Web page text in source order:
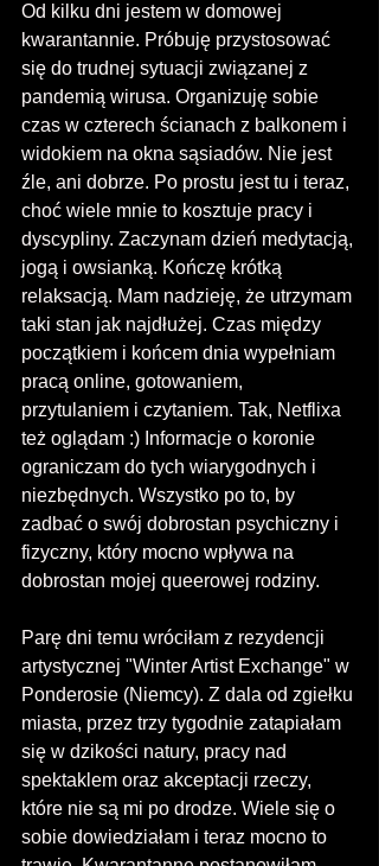
Od kilku dni jestem w domowej
kwarantannie. Próbuję przystosować
się do trudnej sytuacji związanej z
pandemią wirusa. Organizuję sobie
czas w czterech ścianach z balkonem i
widokiem na okna sąsiadów. Nie jest
źle, ani dobrze. Po prostu jest tu i teraz,
choć wiele mnie to kosztuje pracy i
dyscypliny. Zaczynam dzień medytacją,
jogą i owsianką. Kończę krótką
relaksacją. Mam nadzieję, że utrzymam
taki stan jak najdłużej. Czas między
początkiem i końcem dnia wypełniam
pracą online, gotowaniem,
przytulaniem i czytaniem. Tak, Netflixa
też oglądam :) Informacje o koronie
ograniczam do tych wiarygodnych i
niezbędnych. Wszystko po to, by
zadbać o swój dobrostan psychiczny i
fizyczny, który mocno wpływa na
dobrostan mojej queerowej rodziny.
Parę dni temu wróciłam z rezydencji
artystycznej "Winter Artist Exchange" w
Ponderosie (Niemcy). Z dala od zgiełku
miasta, przez trzy tygodnie zatapiałam
się w dzikości natury, pracy nad
spektaklem oraz akceptacji rzeczy,
które nie są mi po drodze. Wiele się o
sobie dowiedziałam i teraz mocno to